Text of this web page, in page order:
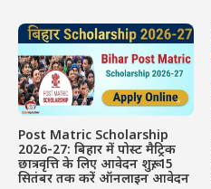
Post Matric Scholarship
2026-27: बिहार में पोस्ट मैट्रिक
छात्रवृत्ति के लिए आवेदन शुरू, 15
सितंबर तक करें ऑनलाइन आवेदन